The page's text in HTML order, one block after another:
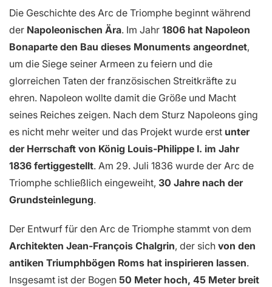
Die Geschichte des Arc de Triomphe beginnt während
der Napoleonischen Ära. Im Jahr 1806 hat Napoleon
Bonaparte den Bau dieses Monuments angeordnet,
um die Siege seiner Armeen zu feiern und die
glorreichen Taten der französischen Streitkräfte zu
ehren. Napoleon wollte damit die Größe und Macht
seines Reiches zeigen. Nach dem Sturz Napoleons ging
es nicht mehr weiter und das Projekt wurde erst unter
der Herrschaft von König Louis-Philippe I. im Jahr
1836 fertiggestellt. Am 29. Juli 1836 wurde der Arc de
Triomphe schließlich eingeweiht, 30 Jahre nach der
Grundsteinlegung.
Der Entwurf für den Arc de Triomphe stammt von dem
Architekten Jean-François Chalgrin, der sich von den
antiken Triumphbögen Roms hat inspirieren lassen.
Insgesamt ist der Bogen 50 Meter hoch, 45 Meter breit